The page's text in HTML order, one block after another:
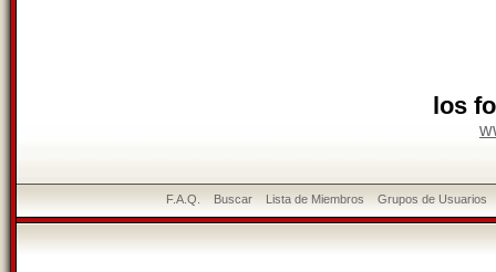
los
F.A.Q. Buscar Lista de Miembros Grupos de Usuarios